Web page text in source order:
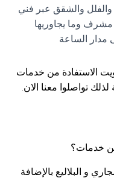
والفلل والشقق عبر فني
مشرف وما يجاوريها
الساعة
الاستفادة من خدمات
خدمات؟
و البلاليع بالإضافة